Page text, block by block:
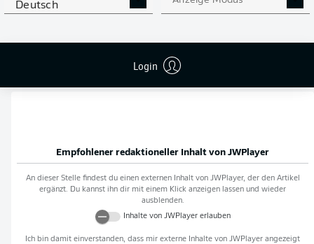
Deutsch
Login APP STORE
Empfohlener redaktioneller Inhalt von JWPlayer
An dieser Stelle findest du einen externen Inhalt von JWPlayer, der den Artikel
ergänzt. Du kannst ihn dir mit einem Klick anzeigen lassen und wieder
ausblenden.
Inhalte von JWPlayererlauben
Ich bin damit einverstanden, dass mir externe Inhalte von JWPlayer angezeigt